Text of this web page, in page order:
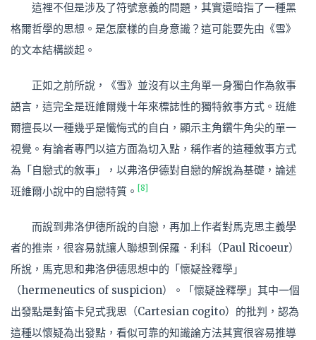
這裡不但是涉及了符號意義的問題，其實還暗指了一種黑
格爾哲學的思想。是怎麼樣的自身意識？這可能要先由《雪》
的文本結構談起。
正如之前所說，《雪》並沒有以主角單一身獨白作為敘事
語言，這完全是班維爾幾十年來標誌性的獨特敘事方式。班維
爾擅長以一種幾乎是懺悔式的自白，顯示主角鑽牛角尖的單一
視覺。有論者專門以這方面為切入點，稱作者的這種敘事方式
為「自戀式的敘事」，以弗洛伊德對自戀的解說為基礎，論述
班維爾小說中的自戀特質。
[8]
而說到弗洛伊德所說的自戀，再加上作者對馬克思主義學
者的推崇，很容易就讓人聯想到保羅．利科（Paul Ricoeur）
所說，馬克思和弗洛伊德思想中的「懷疑詮釋學」
（hermeneutics of suspicion）。「懷疑詮釋學」其中一個
出發點是對笛卡兒式我思（Cartesian cogito）的批判，認為
這種以懷疑為出發點，看似可靠的知識論方法其實很容易推導